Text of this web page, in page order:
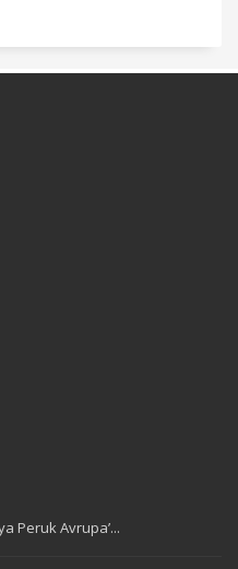
Peruk Avrupa’...